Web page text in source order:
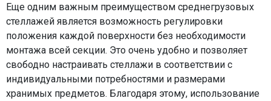
Еще одним важным преимуществом среднегрузовых
стеллажей является возможность регулировки
положения каждой поверхности без необходимости
монтажа всей секции. Это очень удобно и позволяет
свободно настраивать стеллажи в соответствии с
индивидуальными потребностями и размерами
хранимых предметов. Благодаря этому, использование